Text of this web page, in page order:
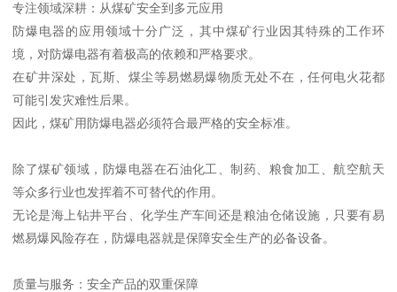
专注领域深耕：从煤矿安全到多元应用
防爆电器的应用领域十分广泛，其中煤矿行业因其特殊的工作环
境，对防爆电器有着极高的依赖和严格要求。
在矿井深处，瓦斯、煤尘等易燃易爆物质无处不在，任何电火花都
可能引发灾难性后果。
因此，煤矿用防爆电器必须符合最严格的安全标准。
除了煤矿领域，防爆电器在石油化工、制药、粮食加工、航空航天
等众多行业也发挥着不可替代的作用。
无论是海上钻井平台、化学生产车间还是粮油仓储设施，只要有易
燃易爆风险存在，防爆电器就是保障安全生产的必备设备。
质量与服务：安全产品的双重保障